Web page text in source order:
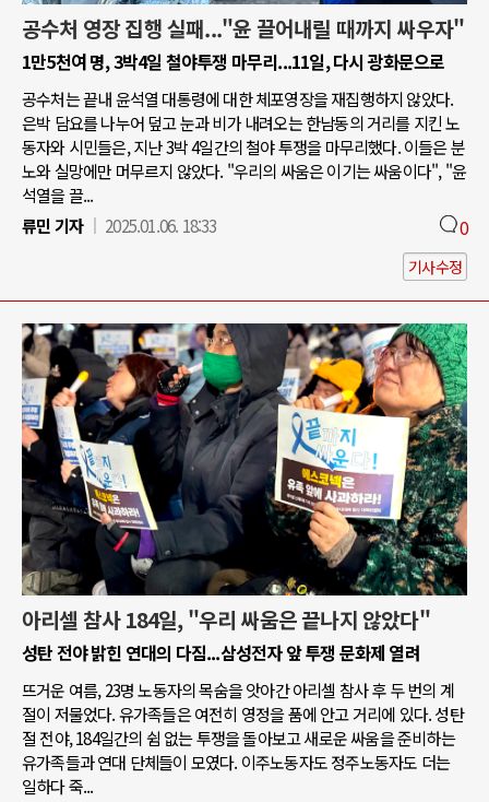
공수처 영장 집행 실패..."윤 끌어내릴 때까지 싸우자"
1만5천여 명, 3박4일 철야투쟁 마무리...11일, 다시 광화문으로
공수처는 끝내 윤석열 대통령에 대한 체포영장을 재집행하지 않았다.
은박 담요를 나누어 덮고 눈과 비가 내려오는 한남동의 거리를 지킨 노
동자와 시민들은, 지난 3박 4일간의 철야 투쟁을 마무리했다. 이들은 분
노와 실망에만 머무르지 않았다. "우리의 싸움은 이기는 싸움이다", "윤
석열을 끌...
류민 기자
2025.01.06. 18:33 0
기사수정
아리셀 참사 184일, "우리 싸움은 끝나지 않았다"
성탄 전야 밝힌 연대의 다짐...삼성전자 앞 투쟁 문화제 열려
뜨거운 여름, 23명 노동자의 목숨을 앗아간 아리셀 참사 후 두 번의 계
절이 저물었다. 유가족들은 여전히 영정을 품에 안고 거리에 있다. 성탄
절 전야, 184일간의 쉼 없는 투쟁을 돌아보고 새로운 싸움을 준비하는
유가족들과 연대 단체들이 모였다. 이주노동자도 정주노동자도 더는
일하다 죽...